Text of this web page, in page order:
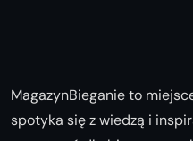
MagazynBieganie to
spotyka się z wiedzą i